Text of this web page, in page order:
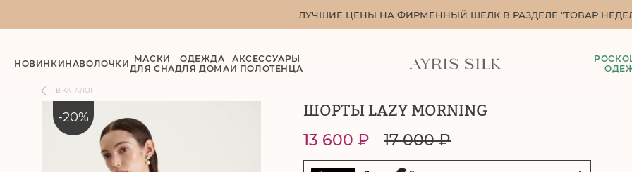
ЛУЧШИЕ ЦЕНЫ НА ФИРМЕННЫЙ ШЕЛК В РАЗДЕЛЕ "ТОВАР
НОВИНКИНАВОЛОЧКИ МАСКИ
ДЛЯ СНА
ОДЕЖДА
ДЛЯ ДОМА
АКСЕССУАРЫ
И ПОЛОТЕНЦА
-20%
В КАТАЛОГ
ШОРТЫ LAZY MORNING
17 000₽
13 600 ₽